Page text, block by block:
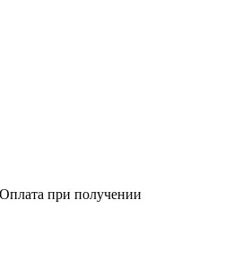
при получении